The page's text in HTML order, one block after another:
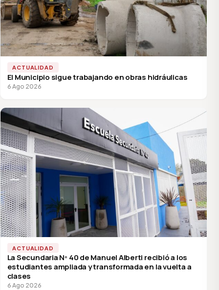
ACTUALIDAD
El Municipio sigue trabajando en obras hidráulicas
6 Ago 2026
ACTUALIDAD
La Secundaria Nº 40 de Manuel Alberti recibió a los
estudiantes ampliada y transformada en la vuelta a
clases
6 Ago 2026